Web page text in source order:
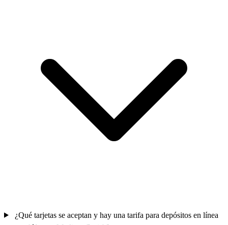
¿Qué tarjetas se aceptan y hay una tarifa para depósitos en línea